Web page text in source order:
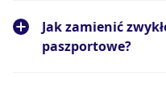
Jak zamienić
paszportowe?